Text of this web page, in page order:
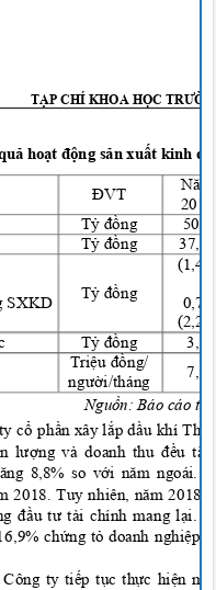
TẠP CHÍ KHOA HỌC
ả hoạt động sản xuất kinh
SXKD
ĐVT
Tỷ đồng
Tỷ đồng
Tỷ đồng
3,5
Tỷ đồng
Triệu đồng/
người/tháng
7,0
Nguồn:Báo cáo
cổphần xâylắp dầu khí
lượng và doanh thu đều
8,8% so với năm ngoái.
2018. Tuy nhiên, năm 2018,
đầu tư tài chính mang lại.
chứng tỏdoanh nghiệp
Công ty tiếp tục thực hiện m